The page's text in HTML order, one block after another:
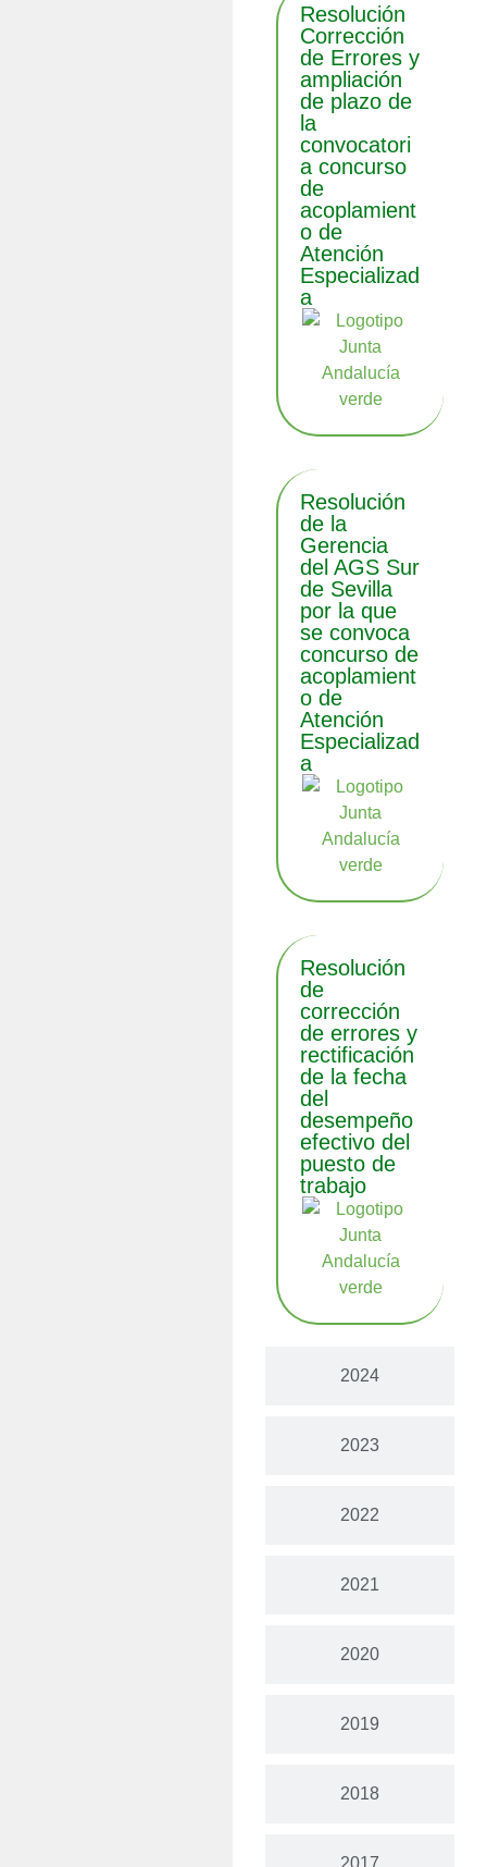
2024
2023
2022
2021
2020
2019
2018
2017
Resolución
Corrección
de Errores y
ampliación
de plazo de
la
convocatori
a concurso
de
acoplamient
o de
Atención
Especializad
a
Resolución
de la
Gerencia
del AGS Sur
de Sevilla
por la que
se convoca
concurso de
acoplamient
o de
Atención
Especializad
a
Resolución
de
corrección
de errores y
rectificación
de la fecha
del
desempeño
efectivo del
puesto de
trabajo